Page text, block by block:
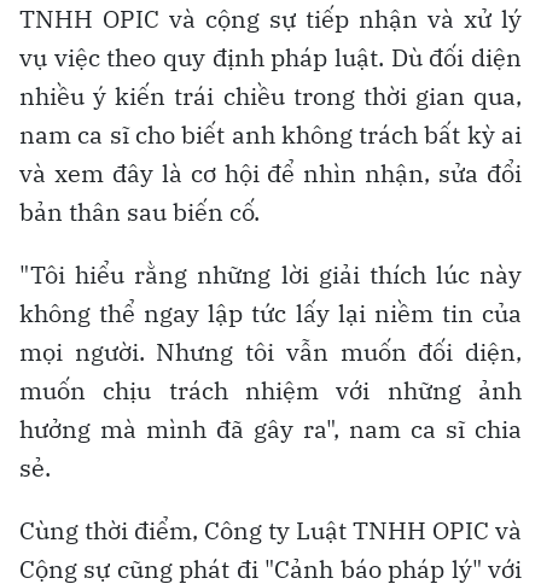
TNHH OPIC và cộng sự tiếp nhận và xử lý
vụ việc theo quy định pháp luật. Dù đối diện
nhiều ý kiến trái chiều trong thời gian qua,
nam ca sĩ cho biết anh không trách bất kỳ ai
và xem đây là cơ hội để nhìn nhận, sửa đổi
bản thân sau biến cố.
"Tôi hiểu rằng những lời giải thích lúc này
không thể ngay lập tức lấy lại niềm tin của
mọi người. Nhưng tôi vẫn muốn đối diện,
muốn chịu trách nhiệm với những ảnh
hưởng mà mình đã gây ra", nam ca sĩ chia
sẻ.
Cùng thời điểm, Công ty Luật TNHH OPIC và
Cộng sự cũng phát đi "Cảnh báo pháp lý" với